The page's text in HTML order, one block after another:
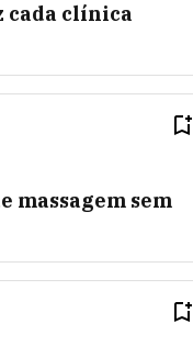
cada clínica
massagem sem